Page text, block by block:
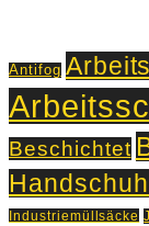
Antifog
Beschichtet
Industriemüllsäcke